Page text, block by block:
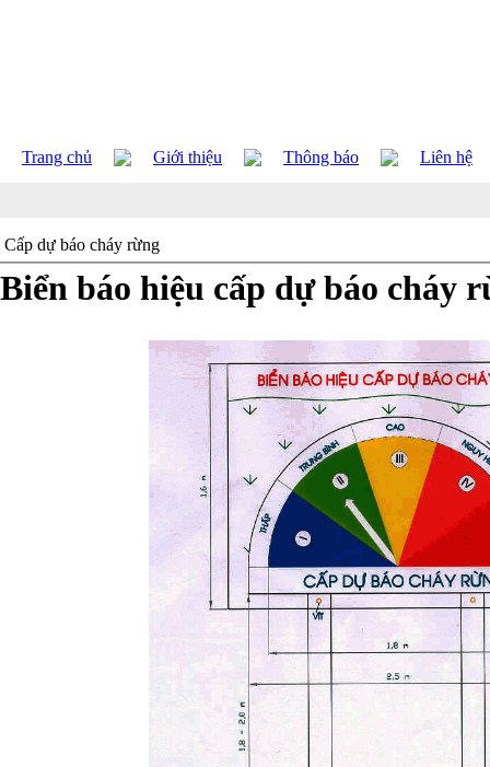
Trang chủ Giới thiệu Thông báo Liên hệ
Cấp dự báo cháy rừng
Biển báo hiệu cấp dự báo cháy